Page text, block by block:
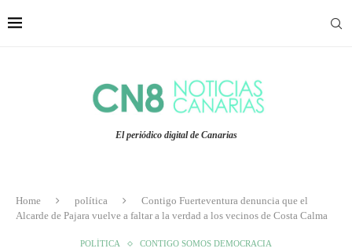
El periódico digital de Canarias
Home política
Contigo Fuerteventura denuncia que el
Alcarde de Pajara vuelve a faltar a la verdad a los vecinos de Costa Calma
POLÍTICA CONTIGO SOMOS DEMOCRACIA